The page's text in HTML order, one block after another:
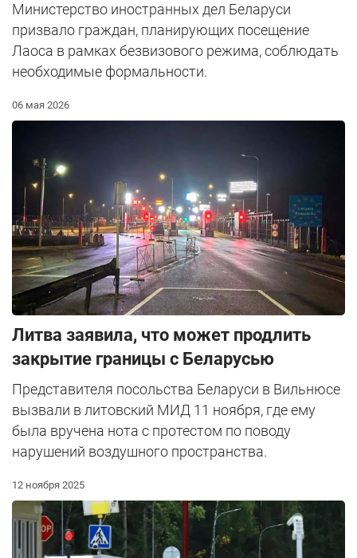
Министерство иностранных дел Беларуси
призвало граждан, планирующих посещение
Лаоса в рамках безвизового режима, соблюдать
необходимые формальности.
06 мая 2026
Литва заявила, что может продлить
закрытие границы с Беларусью
Представителя посольства Беларуси в Вильнюсе
вызвали в литовский МИД 11 ноября, где ему
была вручена нота с протестом по поводу
нарушений воздушного пространства.
12 ноября 2025